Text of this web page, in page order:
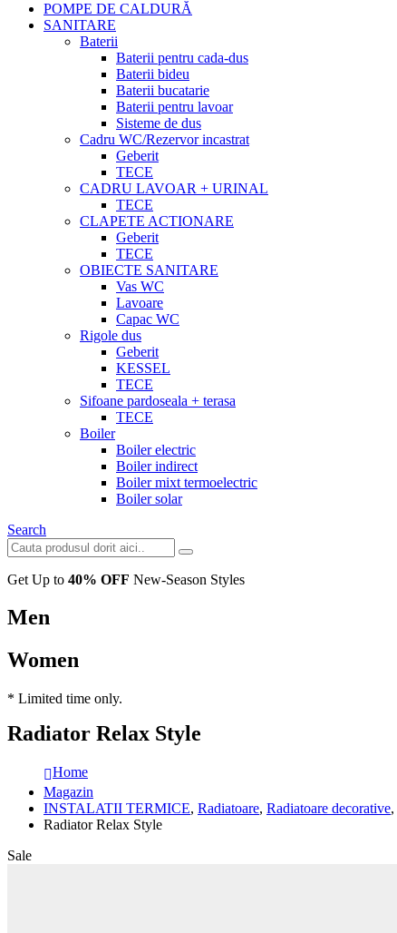
POMPE DE CALDURĂ
SANITARE
Baterii
Baterii pentru cada-dus
Baterii bideu
Baterii bucatarie
Baterii pentru lavoar
Sisteme de dus
Cadru WC/Rezervor incastrat
Geberit
TECE
CADRU LAVOAR + URINAL
TECE
CLAPETE ACTIONARE
Geberit
TECE
OBIECTE SANITARE
Vas WC
Lavoare
Capac WC
Rigole dus
Geberit
KESSEL
TECE
Sifoane pardoseala + terasa
TECE
Boiler
Boiler electric
Boiler indirect
Boiler mixt termoelectric
Boiler solar
Search
Get Up to 40% OFF New-Season Styles
Men
Women
* Limited time only.
Radiator Relax Style
Home
Magazin
INSTALATII TERMICE, Radiatoare, Radiatoare decorative,
Radiator Relax Style
Sale